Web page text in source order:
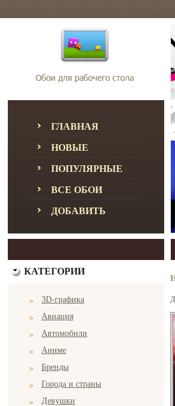
ГЛАВНАЯ
НОВЫЕ
ПОПУЛЯРНЫЕ
ВСЕ ОБОИ
ДОБАВИТЬ
КАТЕГОРИИ
3D-графика
Авиация
Автомобили
Аниме
Бренды
Города и страны
Девушки